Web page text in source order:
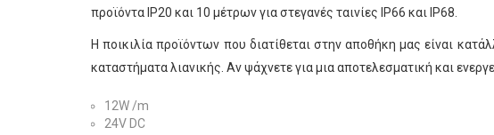
προϊόντα IP20 και 10 μέτρων για στεγανές ταινίες IP66 και IP68.
Η ποικιλία προϊόντων που διατίθεται στην αποθήκη μας είναι
καταστήματα λιανικής. Αν ψάχνετε για μια αποτελεσματική και
12W /m
24V DC